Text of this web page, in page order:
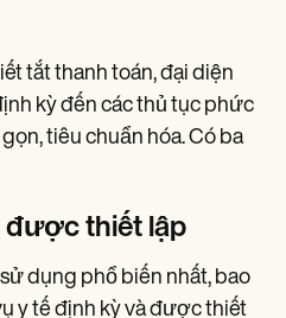
tắt thanh toán, đại diện
kỳ đến các thủ tục phức
tiêu chuẩn hóa. Có ba
được thiết lập
dụng phổ biến nhất, bao
y tế định kỳ và được thiết